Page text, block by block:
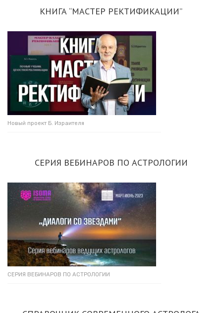
КНИГА “МАСТЕР РЕКТИФИКАЦИИ”
Новый проект Б. Израителя
СЕРИЯ ВЕБИНАРОВ ПО АСТРОЛОГИИ
СЕРИЯ ВЕБИНАРОВ ПО АСТРОЛОГИИ